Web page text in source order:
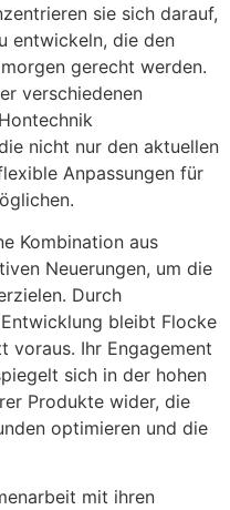
sie sich darauf,
entwickeln, die den
gerecht werden.
verschiedenen
nicht nur den aktuellen
Anpassungen für
Kombination aus
Neuerungen, um die
Durch
bleibt Flocke
voraus. Ihr Engagement
sich in der hohen
Produkte wider, die
optimieren und die
mit ihren